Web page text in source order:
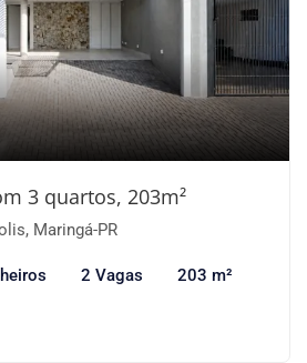
3 quartos, 203m²
Maringá-PR
2 Vagas 203 m²